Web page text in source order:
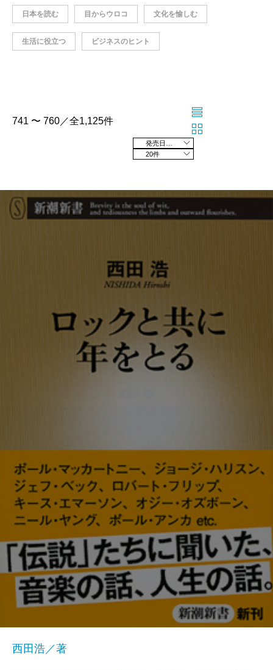
日本を読む 目からウロコ 文化を愉しむ
生活に役立つ ビジネスのヒント
741 〜 760／全1,125件
20件
西田浩／著